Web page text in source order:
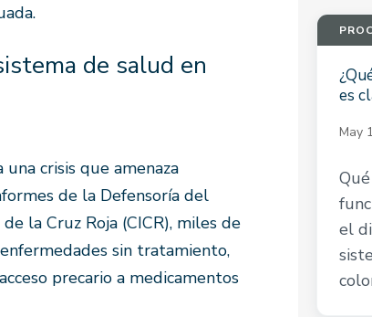
de salud en
crisis que amenaza
de la Defensoría del
la Cruz Roja (CICR), miles de
sin tratamiento,
precario a medicamentos
es
May
el